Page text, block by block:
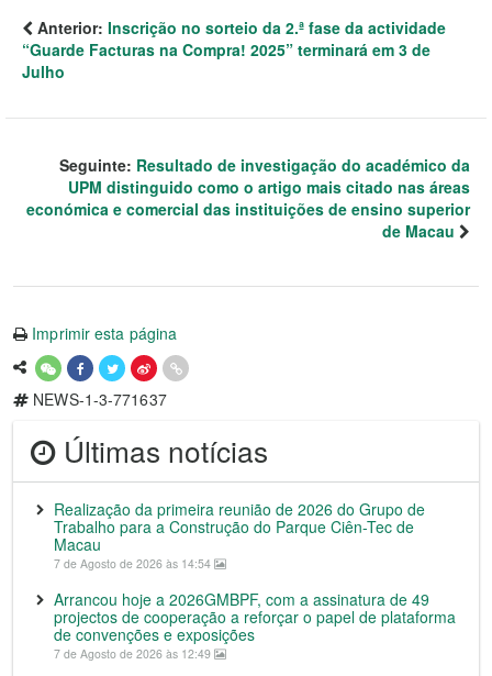
Anterior: Inscrição no sorteio da 2.ª fase da actividade
“Guarde Facturas na Compra! 2025” terminará em 3 de
Julho
Seguinte: Resultado de investigação do académico da
UPM distinguido como o artigo mais citado nas áreas
económica e comercial das instituições de ensino superior
de Macau
Imprimir esta página
NEWS-1-3-771637
Últimas notícias
Realização da primeira reunião de 2026 do Grupo de
Trabalho para a Construção do Parque Ciên-Tec de
Macau
7 de Agosto de 2026 às 14:54
Arrancou hoje a 2026GMBPF, com a assinatura de 49
projectos de cooperação a reforçar o papel de plataforma
de convenções e exposições
7 de Agosto de 2026 às 12:49